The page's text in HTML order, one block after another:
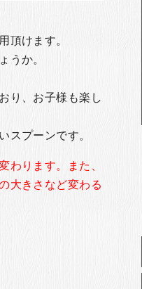
頂けます。
うか。
り、お子様も楽し
スプーンです。
わります。
また、
大きさなど変わる